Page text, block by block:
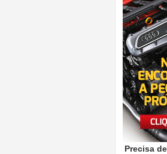
Precisa